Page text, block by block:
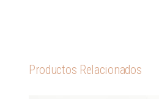
Productos Relacionados